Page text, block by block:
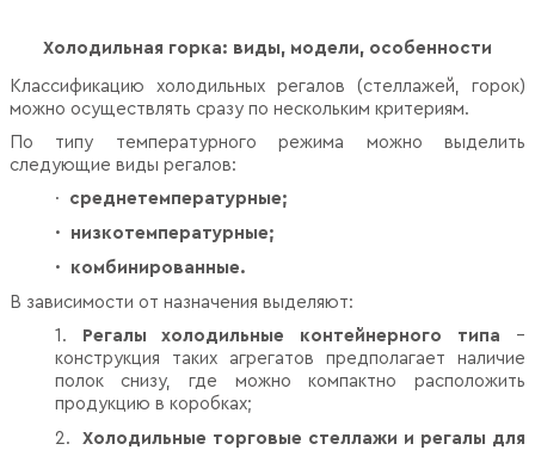
Холодильная горка: виды, модели, особенности
Классификацию холодильных регалов (стеллажей, горок)
можно осуществлять сразу по нескольким критериям.
По типу температурного режима можно выделить
следующие виды регалов:
·
среднетемпературные;
·
низкотемпературные;
·
комбинированные.
В зависимости от назначения выделяют:
1.
Регалы холодильные контейнерного типа –
конструкция таких агрегатов предполагает наличие
полок снизу, где можно компактно расположить
продукцию в коробках;
2.
Холодильные торговые стеллажи и регалы для